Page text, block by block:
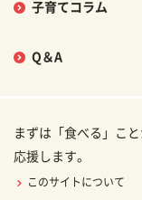
子育てコラム
Q＆A
まずは「食べる」こ
応援します。
このサイトについて